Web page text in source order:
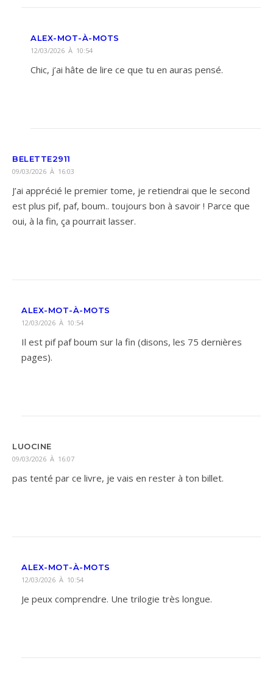
ALEX-MOT-À-MOTS
12/03/2026 À 10:54
Chic, j’ai hâte de lire ce que tu en auras pensé.
BELETTE2911
09/03/2026 À 16:03
J’ai apprécié le premier tome, je retiendrai que le second
est plus pif, paf, boum.. toujours bon à savoir ! Parce que
oui, à la fin, ça pourrait lasser.
ALEX-MOT-À-MOTS
12/03/2026 À 10:54
Il est pif paf boum sur la fin (disons, les 75 dernières
pages).
LUOCINE
09/03/2026 À 16:07
pas tenté par ce livre, je vais en rester à ton billet.
ALEX-MOT-À-MOTS
12/03/2026 À 10:54
Je peux comprendre. Une trilogie très longue.